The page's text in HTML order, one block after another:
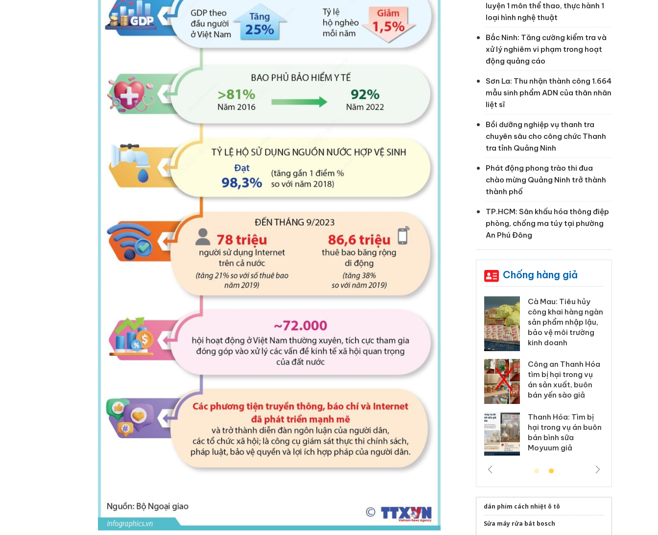
luyện 1 môn thể thao, thực hành 1
loại hình nghệ thuật
Bắc Ninh: Tăng cường kiểm tra và
xử lý nghiêm vi phạm trong hoạt
động quảng cáo
Sơn La: Thu nhận thành công 1.664
mẫu sinh phẩm ADN của thân nhân
liệt sĩ
Bồi dưỡng nghiệp vụ thanh tra
chuyên sâu cho công chức Thanh
tra tỉnh Quảng Ninh
Phát động phong trào thi đua
chào mừng Quảng Ninh trở thành
thành phố
TP.HCM: Sân khấu hóa thông điệp
phòng, chống ma túy tại phường
An Phú Đông
Chống hàng giả
Cà Mau: Tiêu hủy
sản phẩm nhập lậu,
bảo vệ môi trường
kinh doanh
Công an Thanh Hóa
tìm bị hại trong vụ
bán yến sào giả
Thanh Hóa: Tìm bị
bán bình sữa
Moyuum giả
Khẩn trương xác
minh, xử lý sản phẩm
Slimaura Care x3 sử
dụng giấy phép giả
mạo
Lào Cai xử lý 83 vụ vi
phạm thương mại
trong tháng 7
Hưng Yên: Xử lý 6 hộ
kinh doanh bán hàng
giả mạo nhãn hiệu
Adidas, Nike
dán phim cách nhiệt ô tô
Sửa máy rửa bát bosch